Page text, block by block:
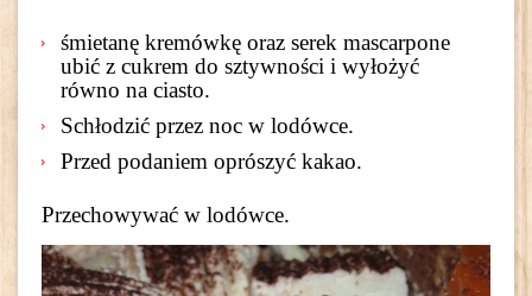
śmietanę kremówkę oraz serek mascarpone
ubić z cukrem do sztywności i wyłożyć
równo na ciasto.
Schłodzić przez noc w lodówce.
Przed podaniem oprószyć kakao.
Przechowywać w lodówce.